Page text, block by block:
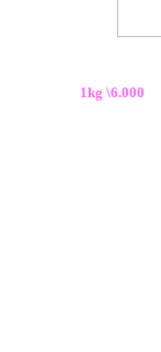
1kg \6.000